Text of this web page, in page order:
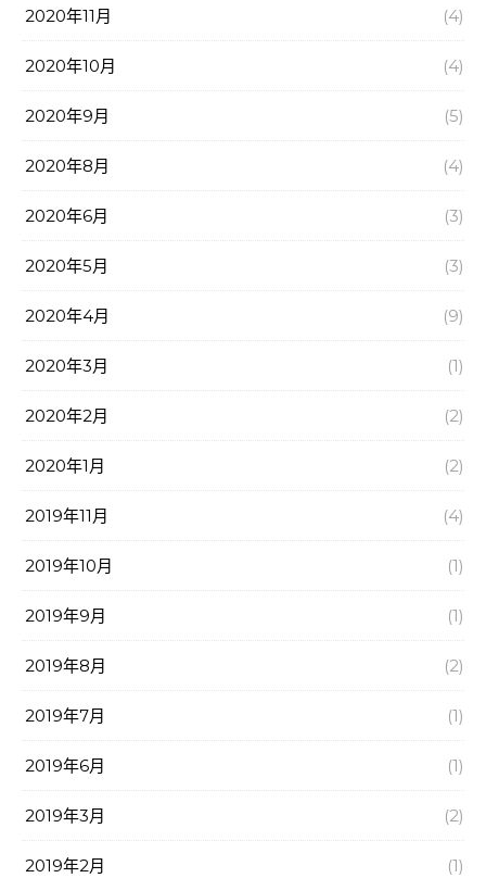
2020年11月 (4)
2020年10月 (4)
2020年9月 (5)
2020年8月 (4)
2020年6月 (3)
2020年5月 (3)
2020年4月 (9)
2020年3月 (1)
2020年2月 (2)
2020年1月 (2)
2019年11月 (4)
2019年10月 (1)
2019年9月 (1)
2019年8月 (2)
2019年7月 (1)
2019年6月 (1)
2019年3月 (2)
2019年2月 (1)